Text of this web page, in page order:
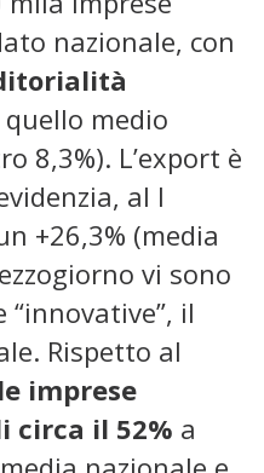
nazionale, con
medio
8,3%). L’export è
al I
+26,3% (media
vi sono
il
Rispetto al
imprese
circa il 52% a